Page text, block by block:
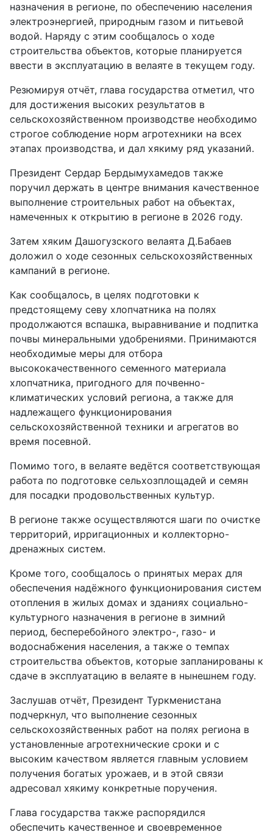
назначения в регионе, по обеспечению населения
электроэнергией, природным газом и питьевой
водой. Наряду с этим сообщалось о ходе
строительства объектов, которые планируется
ввести в эксплуатацию в велаяте в текущем году.
Резюмируя отчёт, глава государства отметил, что
для достижения высоких результатов в
сельскохозяйственном производстве необходимо
строгое соблюдение норм агротехники на всех
этапах производства, и дал хякиму ряд указаний.
Президент Сердар Бердымухамедов также
поручил держать в центре внимания качественное
выполнение строительных работ на объектах,
намеченных к открытию в регионе в 2026 году.
Затем хяким Дашогузского велаята Д.Бабаев
доложил о ходе сезонных сельскохозяйственных
кампаний в регионе.
Как сообщалось, в целях подготовки к
предстоящему севу хлопчатника на полях
продолжаются вспашка, выравнивание и подпитка
почвы минеральными удобрениями. Принимаются
необходимые меры для отбора
высококачественного семенного материала
хлопчатника, пригодного для почвенно-
климатических условий региона, а также для
надлежащего функционирования
сельскохозяйственной техники и агрегатов во
время посевной.
Помимо того, в велаяте ведётся соответствующая
работа по подготовке сельхозплощадей и семян
для посадки продовольственных культур.
В регионе также осуществляются шаги по очистке
территорий, ирригационных и коллекторно-
дренажных систем.
Кроме того, сообщалось о принятых мерах для
обеспечения надёжного функционирования систем
отопления в жилых домах и зданиях социально-
культурного назначения в регионе в зимний
период, бесперебойного электро-, газо- и
водоснабжения населения, а также о темпах
строительства объектов, которые запланированы к
сдаче в эксплуатацию в велаяте в нынешнем году.
Заслушав отчёт, Президент Туркменистана
подчеркнул, что выполнение сезонных
сельскохозяйственных работ на полях региона в
установленные агротехнические сроки и с
высоким качеством является главным условием
получения богатых урожаев, и в этой связи
адресовал хякиму конкретные поручения.
Глава государства также распорядился
обеспечить качественное и своевременное